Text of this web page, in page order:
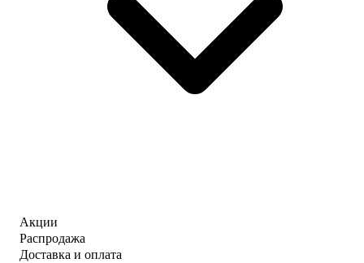
Акции
Распродажа
Доставка и оплата